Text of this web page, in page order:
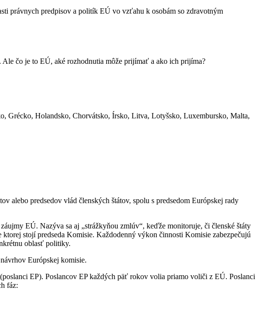
právnych predpisov a politík EÚ vo vzťahu k osobám so zdravotným
čo je to EÚ, aké rozhodnutia môže prijímať a ako ich prijíma?
Grécko, Holandsko, Chorvátsko, Írsko, Litva, Lotyšsko, Luxembursko, Malta,
alebo predsedov vlád členských štátov, spolu s predsedom Európskej rady
EÚ. Nazýva sa aj „strážkyňou zmlúv“, keďže monitoruje, či členské štáty
stojí predseda Komisie. Každodenný výkon činnosti Komisie zabezpečujú
oblasť politiky.
Európskej komisie.
EP). Poslancov EP každých päť rokov volia priamo voliči z EÚ. Poslanci
fáz: